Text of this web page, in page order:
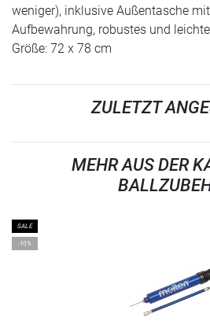
weniger), inklusive Außentasche
Aufbewahrung, robustes und
Größe: 72 x 78 cm
ZULETZT
MEHR AUS DER
SALE
-10%